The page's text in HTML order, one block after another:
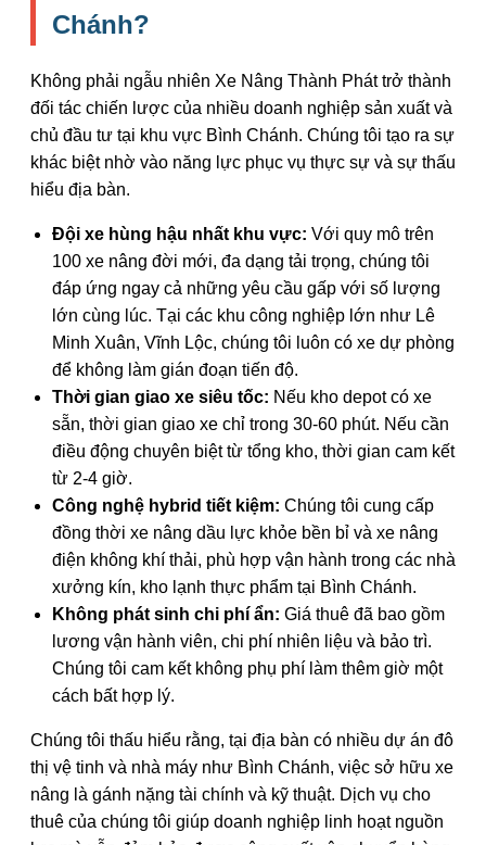
Chánh?
Không phải ngẫu nhiên Xe Nâng Thành Phát trở thành
đối tác chiến lược của nhiều doanh nghiệp sản xuất và
chủ đầu tư tại khu vực Bình Chánh. Chúng tôi tạo ra sự
khác biệt nhờ vào năng lực phục vụ thực sự và sự thấu
hiểu địa bàn.
Đội xe hùng hậu nhất khu vực: Với quy mô trên
100 xe nâng đời mới, đa dạng tải trọng, chúng tôi
đáp ứng ngay cả những yêu cầu gấp với số lượng
lớn cùng lúc. Tại các khu công nghiệp lớn như Lê
Minh Xuân, Vĩnh Lộc, chúng tôi luôn có xe dự phòng
để không làm gián đoạn tiến độ.
Thời gian giao xe siêu tốc: Nếu kho depot có xe
sẵn, thời gian giao xe chỉ trong 30-60 phút. Nếu cần
điều động chuyên biệt từ tổng kho, thời gian cam kết
từ 2-4 giờ.
Công nghệ hybrid tiết kiệm: Chúng tôi cung cấp
đồng thời xe nâng dầu lực khỏe bền bỉ và xe nâng
điện không khí thải, phù hợp vận hành trong các nhà
xưởng kín, kho lạnh thực phẩm tại Bình Chánh.
Không phát sinh chi phí ẩn: Giá thuê đã bao gồm
lương vận hành viên, chi phí nhiên liệu và bảo trì.
Chúng tôi cam kết không phụ phí làm thêm giờ một
cách bất hợp lý.
Chúng tôi thấu hiểu rằng, tại địa bàn có nhiều dự án đô
thị vệ tinh và nhà máy như Bình Chánh, việc sở hữu xe
nâng là gánh nặng tài chính và kỹ thuật. Dịch vụ cho
thuê của chúng tôi giúp doanh nghiệp linh hoạt nguồn